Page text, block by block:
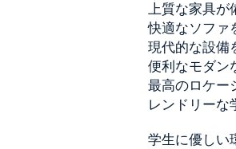
上質な家具が
快適なソファ
現代的な設備
便利なモダン
最高のロケー
レンドリーな
学生に優しい